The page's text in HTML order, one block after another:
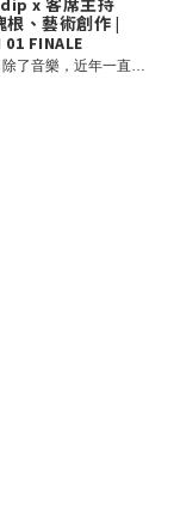
x 客席主持
、藝術創作 |
01 FINALE
2022-09-30 ... LMF 成員之一 Prodip 除了音樂，近年一直醉心研究古文明和外星神秘學，從而啟發了他不少跨媒體的藝術創作，曾舉辦過「ODD FELLAS」、「CULT FROM SPACE」等多個個人作品展以及不同的聯乘企劃；此外，他還與志同道合的塊根植物愛好者成立了 Plants of Gods，帶起本地塊根種植的熱潮，還引入各地陶藝大師的作品來港。 在香港首個 Hip Hop 頒獎禮 Whats Good Music Awards 上 LMF 奪得「Whats Good 名人堂」最高榮譽，作為 OGs 之一究竟 Prodip 如何看待近年香港 Hip Hop 界的發展？Prodip 還分享了他的種植心得以及最新藝術創作。今週由我們客席主持 JBS 和 COMPLEX 中文編輯 Oscar 與 Prodip 一同深入研究，各位熱愛 Hip Hop 和潮流文化的朋友請勿錯過。 新一集 NEXT/NOW將於 9 月 28 日週三 3:00pm 在 @belowground.hk 作現場直播，@complexchinese Instagram Live 同步放送；並於本週五 COMPLEX 中文 Youtube 頻道正式上線。